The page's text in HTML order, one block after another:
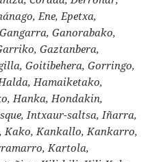
Ene, Epetxa,
Ganorabako,
Gaztanbera,
Goitibehera, Gorringo,
Hamaiketako,
Hanka, Hondakin,
Intxaur-saltsa, Iñarra,
Kako, Kankallo, Kankarro,
Kartola,